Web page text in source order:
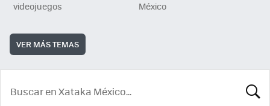
videojuegos
México
VER MÁS TEMAS